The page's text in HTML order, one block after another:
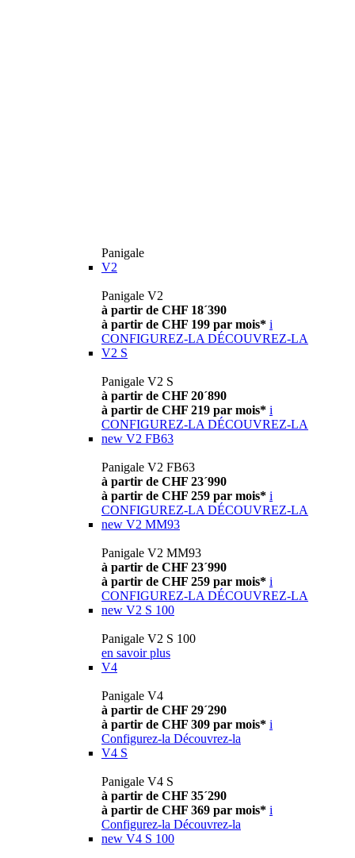
Panigale
V2
Panigale V2
à partir de CHF 18´390
à partir de CHF 199 par mois* i
CONFIGUREZ-LA DÉCOUVREZ-LA
V2 S
Panigale V2 S
à partir de CHF 20´890
à partir de CHF 219 par mois* i
CONFIGUREZ-LA DÉCOUVREZ-LA
new V2 FB63
Panigale V2 FB63
à partir de CHF 23´990
à partir de CHF 259 par mois* i
CONFIGUREZ-LA DÉCOUVREZ-LA
new V2 MM93
Panigale V2 MM93
à partir de CHF 23´990
à partir de CHF 259 par mois* i
CONFIGUREZ-LA DÉCOUVREZ-LA
new V2 S 100
Panigale V2 S 100
en savoir plus
V4
Panigale V4
à partir de CHF 29´290
à partir de CHF 309 par mois* i
Configurez-la Découvrez-la
V4 S
Panigale V4 S
à partir de CHF 35´290
à partir de CHF 369 par mois* i
Configurez-la Découvrez-la
new V4 S 100